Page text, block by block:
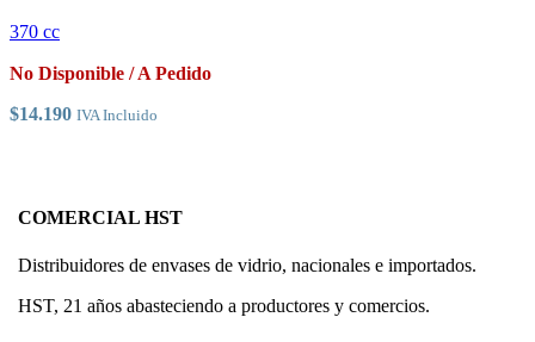
elegir
la
370 cc
No Disponible / A Pedido
$14.190 IVA Incluido
COMERCIAL HST
Distribuidores de envases de vidrio, nacionales e importados.
HST, 21 años abasteciendo a productores y comercios.